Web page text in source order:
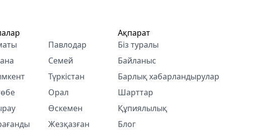
Павлодар
Семей
Түркістан
Орал
Өскемен
Жезқазған
Ақпарат
Біз туралы
Байланыс
Барлық хабарландырулар
Шарттар
Құпиялылық
Блог